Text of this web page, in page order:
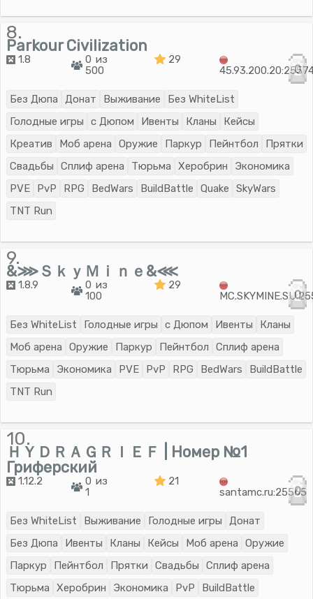
8.
Parkour Сivilization
1.8
0 из
500
29
0
Без Дюпа Донат Выживание
Без WhiteList
Голодные игры
с Дюпом Ивенты Кланы
Кейсы
Креатив
Моб арена Оружие Паркур Пейнтбол
Прятки
Свадьбы
Сплиф арена Тюрьма Херобрин
Экономика
PVE
PvP RPG BedWars BuildBattle Quake
SkyWars
TNT Run
9.
&⋙ＳｋｙＭｉｎｅ&⋘
1.8.9
0 из
100
29
0
Без WhiteList Голодные игры с Дюпом Ивенты
Кланы
Моб арена
Оружие Паркур Пейнтбол
Сплиф арена
Тюрьма
Экономика PVE PvP RPG BedWars
BuildBattle
TNT Run
10.
ＨＹＤＲＡＧＲＩＥＦ | Номер №1
Гриферский
1.12.2
0 из
1
21
santamc.ru:25565
0
Без WhiteList Выживание Голодные игры
Донат
Без Дюпа
Ивенты Кланы Кейсы Моб арена
Оружие
Паркур
Пейнтбол Прятки Свадьбы
Сплиф арена
Тюрьма
Херобрин Экономика PvP BuildBattle